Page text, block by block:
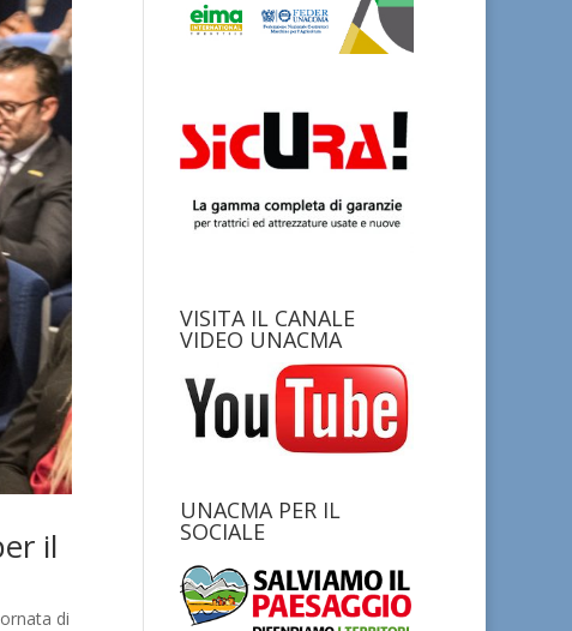
il
di
VISITA IL CANALE
VIDEO UNACMA
UNACMA PER IL
SOCIALE